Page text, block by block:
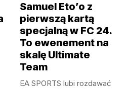
Samuel Eto’o z
pierwszą kartą
specjalną w FC 24.
To ewenement na
skalę Ultimate
Team
EA SPORTS lubi rozdawać